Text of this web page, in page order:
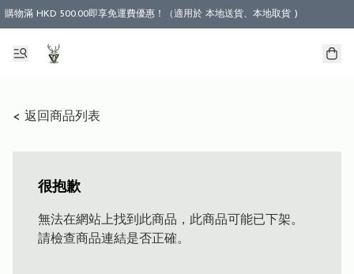
購物滿 HKD 500.00即享免運費優惠！（適用於 本地送貨、本地取貨 )
< 返回商品列表
很抱歉
無法在網站上找到此商品，此商品可能已下架。
請檢查商品連結是否正確。